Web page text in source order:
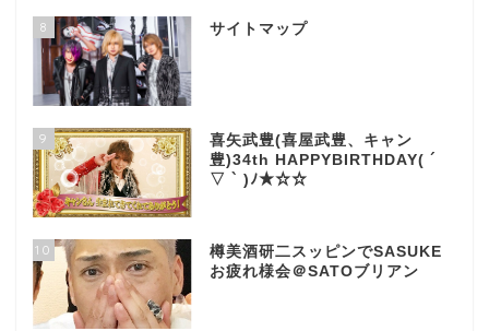
8 サイトマップ
9
喜矢武豊(喜屋武豊、キャン
豊)34th HAPPYBIRTHDAY( ´
▽ ` )ﾉ★☆☆
10
樽美酒研二スッピンでSASUKE
お疲れ様会＠SATOブリアン